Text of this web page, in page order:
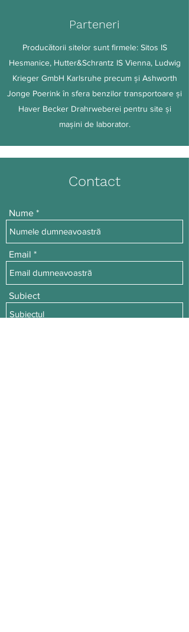
Parteneri
Producătorii sitelor sunt firmele: Sitos IS
Hesmanice, Hutter&Schrantz IS Vienna, Ludwig
Krieger GmbH Karlsruhe precum şi Ashworth
Jonge Poerink în sfera benzilor transportoare şi
Haver Becker Drahrweberei pentru site şi
maşini de laborator.
Contact
Nume
Email
Subiect